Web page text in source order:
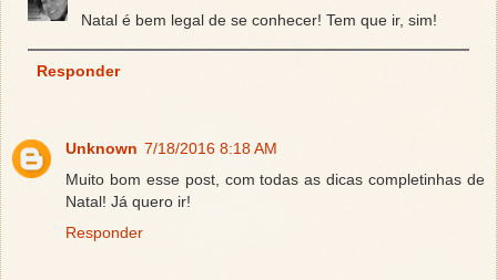
Natal é bem legal de se conhecer! Tem que ir, sim!
Responder
Unknown 7/18/2016 8:18 AM
Muito bom esse post, com todas as dicas completinhas de
Natal! Já quero ir!
Responder